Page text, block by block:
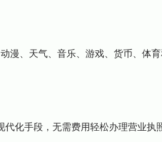
、天气、音乐、游戏、货币、
化手段，无需费用轻松办理营业